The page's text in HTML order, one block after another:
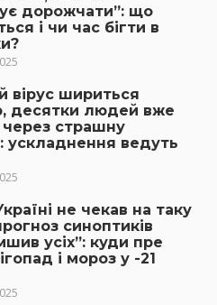
дорожчати”: що
і чи час бігти в
вірус шириться
десятки людей вже
страшну
ускладнення ведуть
не чекав на таку
синоптиків
усіх”: куди пре
і мороз у -21